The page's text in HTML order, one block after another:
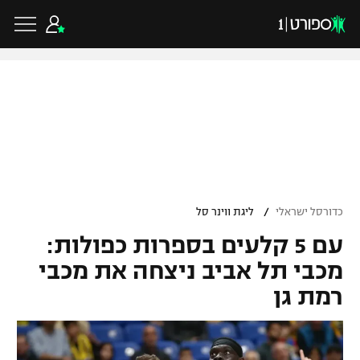
גביע הטוטו
ליגיונרים
גביע המדינה
ליגת האלופות
ליגה אירופית
ליגה אנגלית
כדורסל ישראלי
ליגת ווינר סל
ליגה לאומית
כדורסל עולמי
NBA
כדורסל ישראלי / ליגת ווינר סל
עם 5 קלעים בספרות כפולות:
מכבי תל אביב ניצחה את מכבי
רמת גן